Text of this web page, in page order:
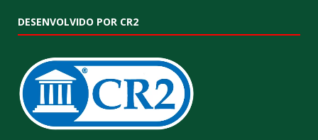
DESENVOLVIDO POR CR2